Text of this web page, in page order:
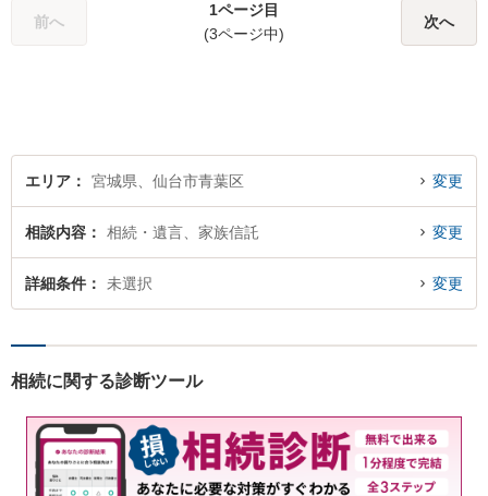
本当に求める最高の結果にこ
だわり続けたいと考えており
前へ
1ページ目
(3ページ中)
次へ
エリア 宮城県、仙台市青葉区 変更
相談内容 相続・遺言、家族信託 変更
詳細条件 未選択 変更
相続に関する診断ツール